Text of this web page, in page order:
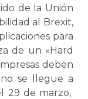
de la Unión
al Brexit,
para
de un «Hard
deben
se llegue a
29 de marzo,